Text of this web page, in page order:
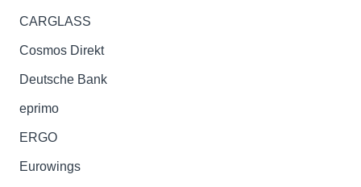
CARGLASS
Cosmos Direkt
Deutsche Bank
eprimo
ERGO
Eurowings